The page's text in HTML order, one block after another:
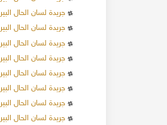
جريدة لسان الحال البيروتية - السنة 15عام
جريدة لسان الحال البيروتية - السنة 17عام
جريدة لسان الحال البيروتية - السنة 18عام
جريدة لسان الحال البيروتية - السنة 19عام
جريدة لسان الحال البيروتية - السنة 20عام
جريدة لسان الحال البيروتية - السنة 21عام
جريدة لسان الحال البيروتية - السنة 22عام
جريدة لسان الحال البيروتية - السنة 23عام
24-12-2019
الاحتلال البريطاني
القوات التركية
تعدادهم قد وصل